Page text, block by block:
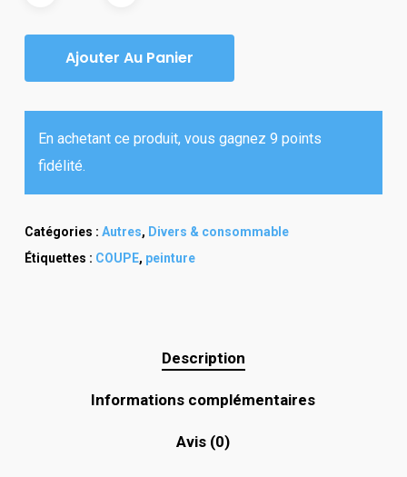
Ajouter Au Panier
En achetant ce produit, vous gagnez 9 points
fidélité.
Catégories : Autres, Divers & consommable
Étiquettes : COUPE, peinture
Description
Informations complémentaires
Avis (0)